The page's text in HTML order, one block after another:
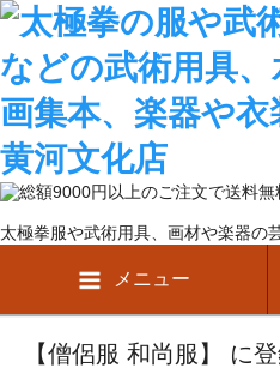
太極拳服や武術用具、画材や楽器の
メニュー
【僧侶服 和尚服】 に